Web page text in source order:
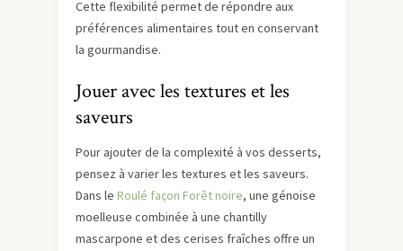
Cette flexibilité permet de répondre aux
préférences alimentaires tout en conservant
la gourmandise.
Jouer avec les textures et les
saveurs
Pour ajouter de la complexité à vos desserts,
pensez à varier les textures et les saveurs.
Dans le Roulé façon Forêt noire, une génoise
moelleuse combinée à une chantilly
mascarpone et des cerises fraîches offre un